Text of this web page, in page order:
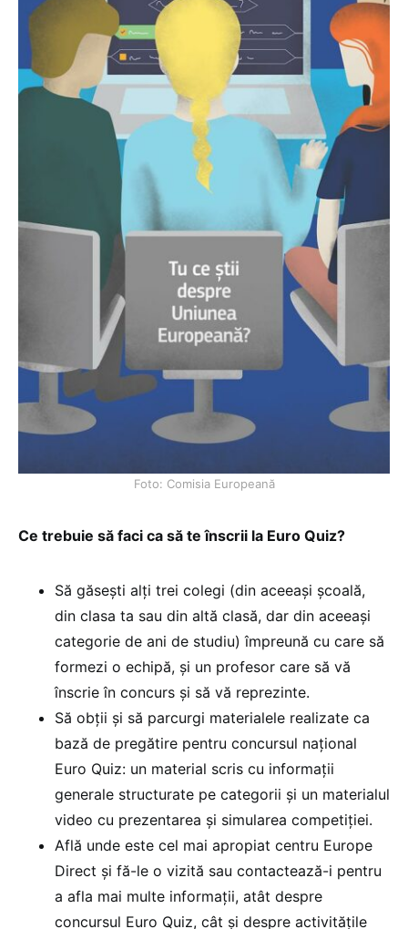
Foto: Comisia Europeană
Ce trebuie să faci ca să te înscrii la Euro Quiz?
Să găsești alți trei colegi (din aceeași școală,
din clasa ta sau din altă clasă, dar din aceeași
categorie de ani de studiu) împreună cu care să
formezi o echipă, și un profesor care să vă
înscrie în concurs și să vă reprezinte.
Să obții și să parcurgi materialele realizate ca
bază de pregătire pentru concursul național
Euro Quiz: un material scris cu informații
generale structurate pe categorii și un materialul
video cu prezentarea și simularea competiției.
Află unde este cel mai apropiat centru Europe
Direct și fă-le o vizită sau contactează-i pentru
a afla mai multe informații, atât despre
concursul Euro Quiz, cât și despre activitățile